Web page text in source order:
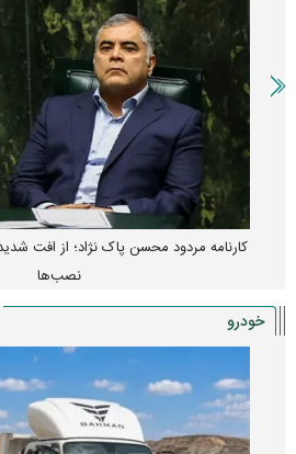
پیش‌بینی بورس امروز دوشنبه ۱۲ مرداد ماه ۱۴۰۵
خودرو